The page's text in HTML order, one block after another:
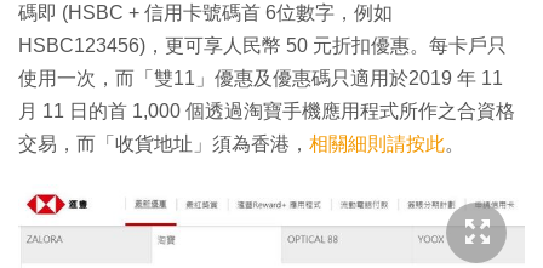
碼即 (HSBC + 信用卡號碼首 6位數字，例如
HSBC123456)，更可享人民幣 50 元折扣優惠。每卡戶只
使用一次，而「雙11」優惠及優惠碼只適用於2019 年 11
月 11 日的首 1,000 個透過淘寶手機應用程式所作之合資格
交易，而「收貨地址」須為香港， 相關細則請按此。